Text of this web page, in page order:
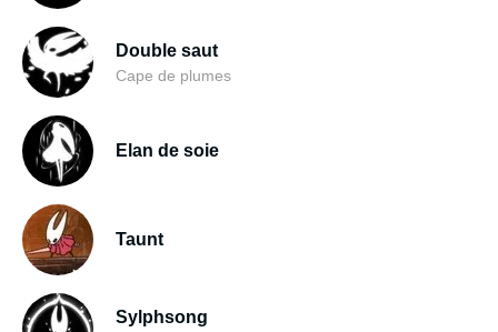
Double saut
Cape de plumes
Elan de soie
Taunt
Sylphsong